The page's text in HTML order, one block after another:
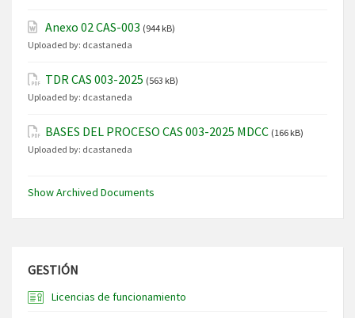
Anexo 02 CAS-003 (944 kB)
Uploaded by: dcastaneda
TDR CAS 003-2025 (563 kB)
Uploaded by: dcastaneda
BASES DEL PROCESO CAS 003-2025 MDCC (166 kB)
Uploaded by: dcastaneda
Show Archived Documents
GESTIÓN
Licencias de funcionamiento